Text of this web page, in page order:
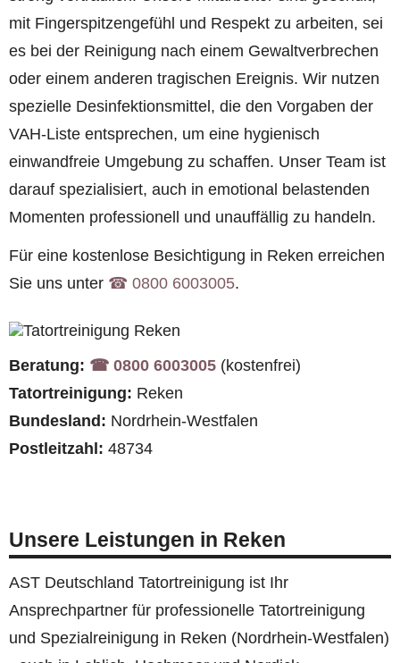
mit Fingerspitzengefühl und Respekt zu arbeiten, sei
es bei der Reinigung nach einem Gewaltverbrechen
oder einem anderen tragischen Ereignis. Wir nutzen
spezielle Desinfektionsmittel, die den Vorgaben der
VAH-Liste entsprechen, um eine hygienisch
einwandfreie Umgebung zu schaffen. Unser Team ist
darauf spezialisiert, auch in emotional belastenden
Momenten professionell und unauffällig zu handeln.
Für eine kostenlose Besichtigung in Reken erreichen
Sie uns unter ☎︎ 0800 6003005.
Beratung: ☎︎ 0800 6003005 (kostenfrei)
Tatortreinigung: Reken
Bundesland: Nordrhein-Westfalen
Postleitzahl: 48734
Unsere Leistungen in Reken
AST Deutschland Tatortreinigung ist Ihr
Ansprechpartner für professionelle Tatortreinigung
und Spezialreinigung in Reken (Nordrhein-Westfalen)